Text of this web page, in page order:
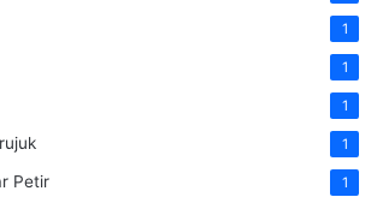
1
1
1
1
Petir 1